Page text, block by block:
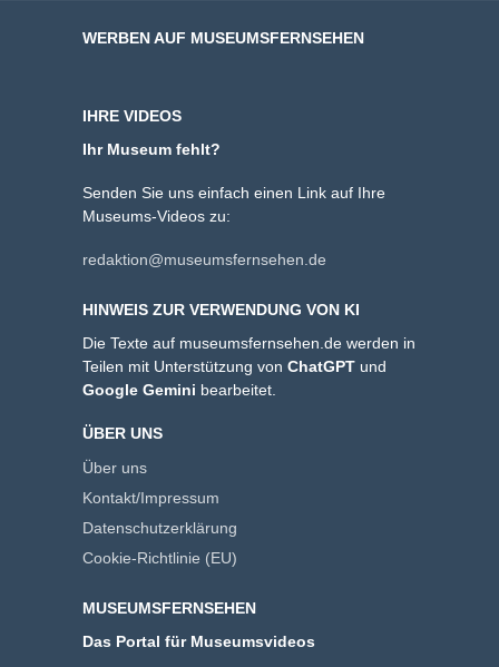
WERBEN AUF MUSEUMSFERNSEHEN
IHRE VIDEOS
Ihr Museum fehlt?
Senden Sie uns einfach einen Link auf Ihre
Museums-Videos zu:
redaktion@museumsfernsehen.de
HINWEIS ZUR VERWENDUNG VON KI
Die Texte auf museumsfernsehen.de werden in
Teilen mit Unterstützung von ChatGPT und
Google Gemini bearbeitet.
ÜBER UNS
Über uns
Kontakt/Impressum
Datenschutzerklärung
Cookie-Richtlinie (EU)
MUSEUMSFERNSEHEN
Das Portal für Museumsvideos